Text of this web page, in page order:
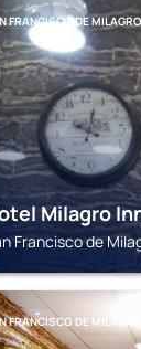
FRANCISCO DE MILAGRO
Milagro
Francisco de
FRANCISCO DE MILAGRO